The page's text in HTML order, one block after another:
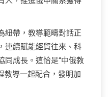
紐帶，教導範疇對話正
連續賦能經貿往來、科
同成長。這恰是“中俄教
教導一起配合，發明加